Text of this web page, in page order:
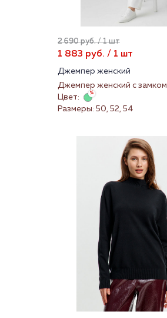
2 690 руб. / 1 шт
1 883 руб. / 1 шт
Джемпер женский
Джемпер женский с замком
Цвет:
Размеры: 50, 52, 54